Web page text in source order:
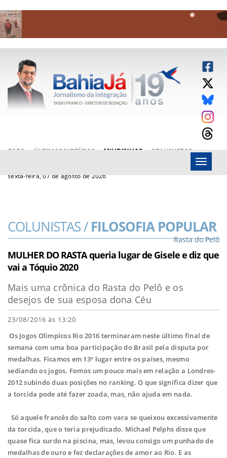
CAPA ÚLTIMAS NOTÍCIAS MIUDINHAS
COLUNISTAS
sexta-feira, 07 de agosto de 2026
Menu
COLUNISTAS /FILOSOFIA POPULAR
Rasta do Pelô
MULHER DO RASTA queria lugar de Gisele e diz que
vai a Tóquio 2020
Mais uma crônica do Rasta do Pelô e os
desejos de sua esposa dona Céu
23/08/2016 às 13:20
Os Jogos Olimpicos Rio 2016 terminaram neste último final de
semana com uma boa participação do Brasil pela disputa por
medalhas. Ficamos em 13º lugar entre os países, mesmo
sediando os jogos. Fomos um pouco mais em relação a Londres-
2012 subindo duas posições no ranking. O que significa dizer que
a torcida pode até fazer zoada, mas, não ajuda em nada.
Só aquele francês do salto com vara se queixou excessivamente
da torcida, que o teria prejudicado. Michael Pelphs disse que
quase fica surdo na piscina, mas, levou consigo um punhado de
medalhas de ouro e fez declarações de amor ao Rio. E as